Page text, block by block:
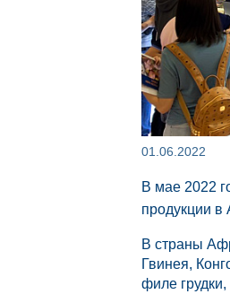
01.06.2022
В мае 2022
продукции
В страны
Гвинея,
филе